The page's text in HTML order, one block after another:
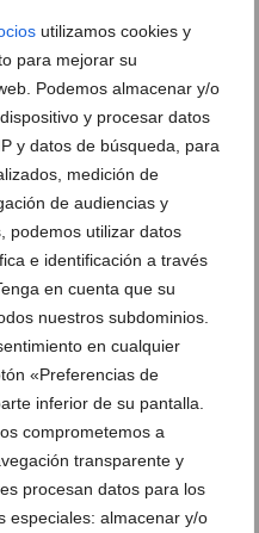
utilizamos cookies y
para mejorar su
Podemos almacenar y/o
y procesar datos
y datos de búsqueda, para
medición de
de audiencias y
podemos utilizar datos
e identificación a través
en cuenta que su
nuestros subdominios.
en cualquier
«Preferencias de
inferior de su pantalla.
comprometemos a
transparente y
procesan datos para los
especiales: almacenar y/o
la propuesta de Dénia
este agosto